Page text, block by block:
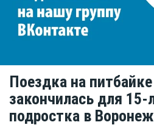
Поездка на
закончилась для 15-
подростка в